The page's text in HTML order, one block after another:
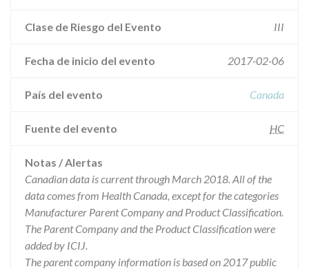
Clase de Riesgo del Evento III
Fecha de inicio del evento 2017-02-06
País del evento Canada
Fuente del evento HC
Notas / Alertas
Canadian data is current through March 2018. All of the
data comes from Health Canada, except for the categories
Manufacturer Parent Company and Product Classification.
The Parent Company and the Product Classification were
added by ICIJ.
The parent company information is based on 2017 public